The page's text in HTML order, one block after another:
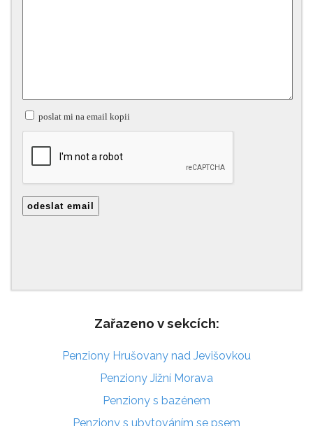
Zařazeno v sekcích:
Penziony Hrušovany nad Jevišovkou
Penziony Jižní Morava
Penziony s bazénem
Penziony s ubytováním se psem